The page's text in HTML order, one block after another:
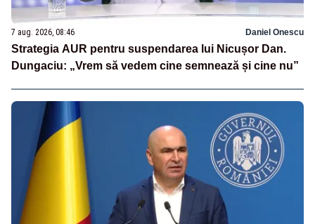
7 aug. 2026, 08:46 Daniel Onescu
Strategia AUR pentru suspendarea lui Nicușor Dan.
Dungaciu: „Vrem să vedem cine semnează și cine nu”